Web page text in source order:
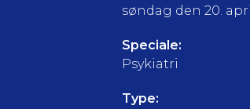
søndag den 20.
Speciale:
Psykiatri
Type: